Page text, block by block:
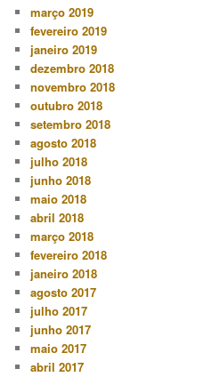
março 2019
fevereiro 2019
janeiro 2019
dezembro 2018
novembro 2018
outubro 2018
setembro 2018
agosto 2018
julho 2018
junho 2018
maio 2018
abril 2018
março 2018
fevereiro 2018
janeiro 2018
agosto 2017
julho 2017
junho 2017
maio 2017
abril 2017